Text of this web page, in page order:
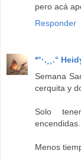
pero acá
Responder
*°·.¸¸.°
Semana
cerquita y
Solo
encendidas.
Menos